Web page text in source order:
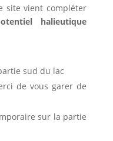
site vient compléter
halieutique
sud du lac
de vous garer de
sur la partie